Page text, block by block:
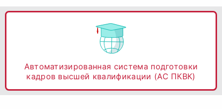
Автоматизированная система подготовки
кадров высшей квалификации (АС ПКВК)